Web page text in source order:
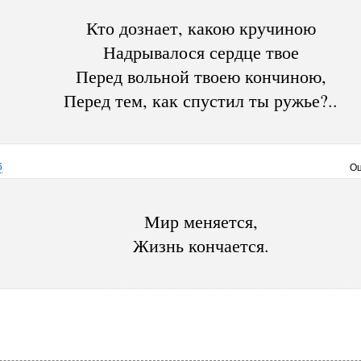
Кто дознает, какою кручиною
Надрывалося сердце твое
Перед вольной твоею кончиною,
Перед тем, как спустил ты ружье?..
Мир меняется,
Жизнь кончается.